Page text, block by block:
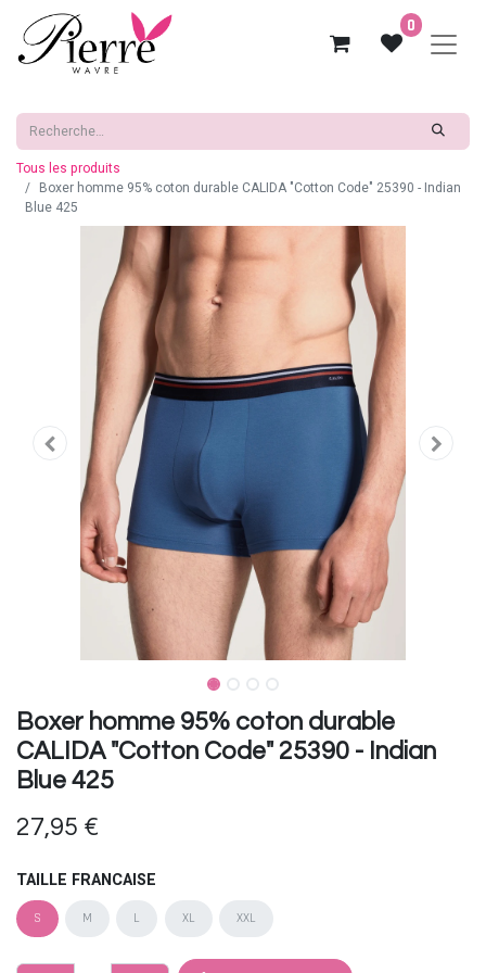
0
Tous les produits
Boxer homme 95% coton durable CALIDA "Cotton Code" 25390 - Indian
Blue 425
Boxer homme 95% coton durable
CALIDA "Cotton Code" 25390 - Indian
Blue 425
27,95 €
TAILLE FRANCAISE
S M L XL XXL